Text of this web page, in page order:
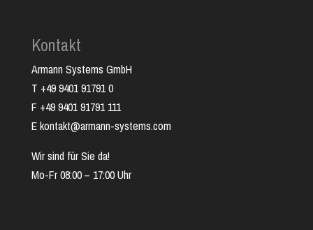
Kontakt
Armann Systems GmbH
T +49 9401 91791 0
F +49 9401 91791 111
E kontakt@armann-systems.com
Wir sind für Sie da!
Mo-Fr 08:00 – 17:00 Uhr